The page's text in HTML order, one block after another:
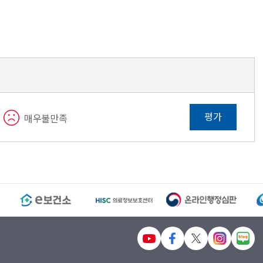
매우불만족 평가